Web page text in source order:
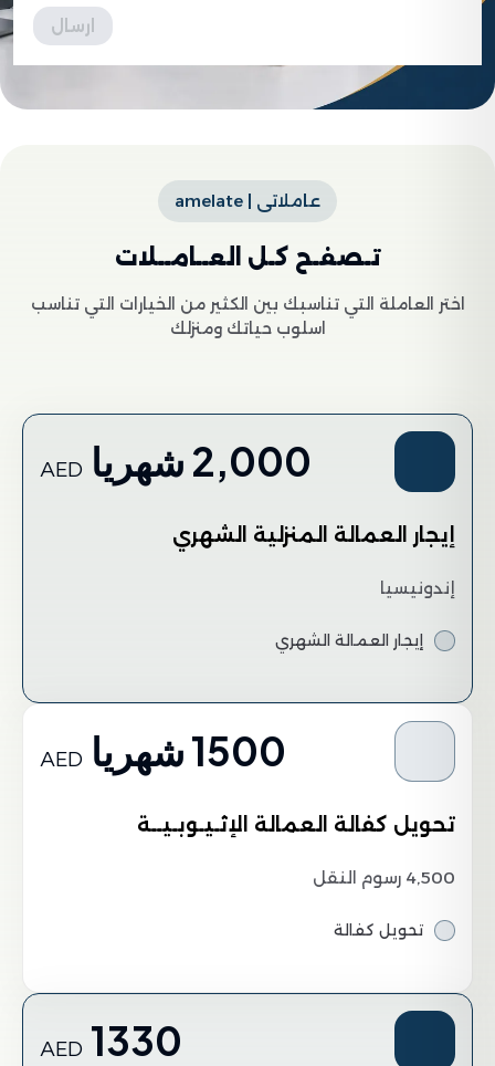
ارسال
عاملاتى | amelate
تـصفـح كـل العــامــلات
اختر العاملة التي تناسبك بين الكثير من الخيارات التي تناسب
اسلوب حياتك ومنزلك
2,000 شهريا AED
إيجار العمالة المنزلية الشهري
إندونيسيا
إيجار العمالة الشهري
1500 شهريا AED
تحويل كفالة العمالة الإثـيـوبـيــة
4,500 رسوم النقل
تحويل كفالة
1330
AED